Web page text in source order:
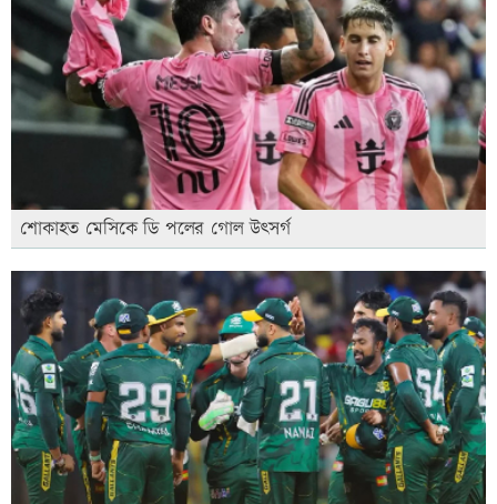
শোকাহত মেসিকে ডি পলের গোল উৎসর্গ